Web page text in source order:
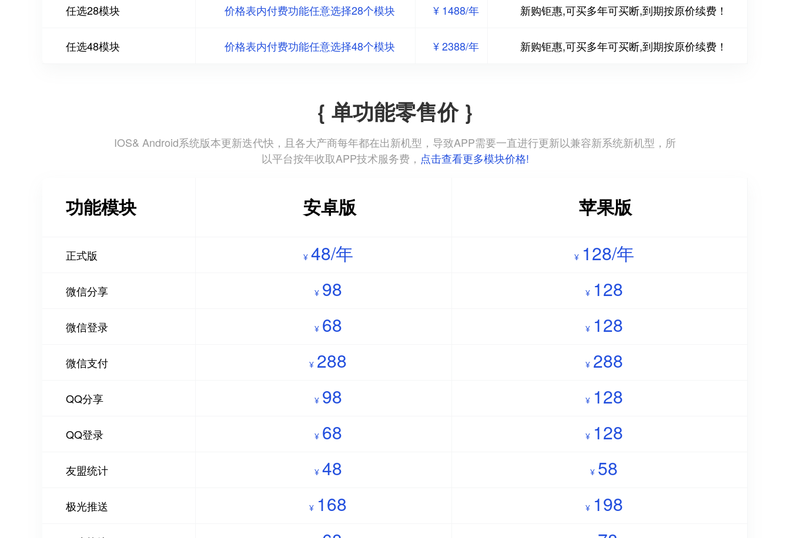
任选28模块 价格表内付费功能任意选择28个模块 ¥ 1488/年 新购钜惠,可买多年可买断,到期按原价续费！
任选48模块 价格表内付费功能任意选择48个模块 ¥ 2388/年 新购钜惠,可买多年可买断,到期按原价续费！
{ 单功能零售价 }
IOS& Android系统版本更新迭代快，且各大产商每年都在出新机型，导致APP需要一直进行更新以兼容新系统新机型，所
以平台按年收取APP技术服务费， 点击查看更多模块价格!
功能模块 安卓版 苹果版
正式版 ¥ 48/年 ¥ 128/年
微信分享 ¥ 98 ¥ 128
微信登录 ¥ 68 ¥ 128
微信支付 ¥ 288 ¥ 288
QQ分享 ¥ 98 ¥ 128
QQ登录 ¥ 68 ¥ 128
友盟统计 ¥ 48 ¥ 58
极光推送 ¥ 168 ¥ 198